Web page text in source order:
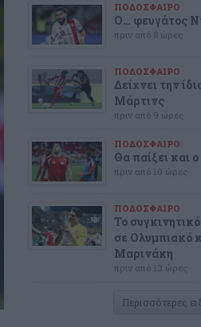
ΠΟΔΟΣΦΑΙΡΟ
Ο… φευγάτος
πριν από 8 ώρες
ΠΟΔΟΣΦΑΙΡΟ
Δείχνει την
Μάρτινς
πριν από 9 ώρες
ΠΟΔΟΣΦΑΙΡΟ
Θα παίξει και
πριν από 10 ώρες
ΠΟΔΟΣΦΑΙΡΟ
Το
σε Ολυμπιακό
Μαρινάκη
πριν από 13 ώρες
Περισσότερες